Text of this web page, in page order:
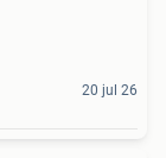
20 jul 26